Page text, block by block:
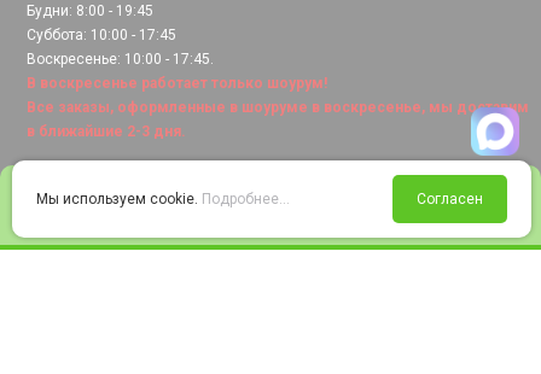
Войти Избранное Корзина
Будни: 8:00 - 19:45
Суббота: 10:00 - 17:45
Воскресенье: 10:00 - 17:45.
В воскресенье работает только шоурум!
Все заказы, оформленные в шоуруме в воскресенье, мы доставим
в ближайшие 2-3 дня.
Мы используем cookie. Подробнее... Согласен